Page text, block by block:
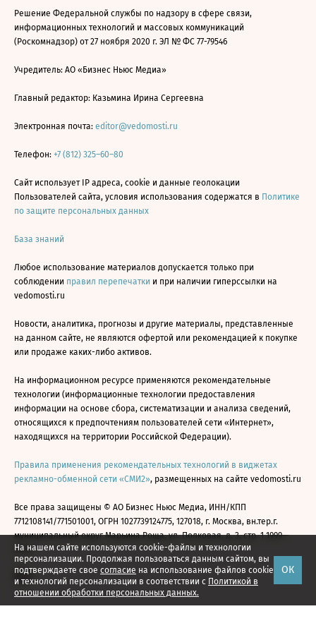
На нашем сайте используются cookie-файлы и технологии
персонализации. Продолжая пользоваться данным сайтом, вы
подтверждаете свое согласие на использование файлов cookie
и технологий персонализации в соответствии с Политикой в
отношении обработки персональных данных.
ОК
Решение Федеральной службы по надзору в сфере связи,
информационных технологий и массовых коммуникаций
(Роскомнадзор) от 27 ноября 2020 г. ЭЛ № ФС 77-79546
Учредитель: АО «Бизнес Ньюс Медиа»
Главный редактор: Казьмина Ирина Сергеевна
Электронная почта: editor@vedomosti.ru
Телефон: +7 (812) 325–60–80
Сайт использует IP адреса, cookie и данные геолокации
Пользователей сайта, условия использования содержатся в Политике
по защите персональных данных
База знаний
Любое использование материалов допускается только при
соблюдении правил перепечатки и при наличии гиперссылки на
vedomosti.ru
Новости, аналитика, прогнозы и другие материалы, представленные
на данном сайте, не являются офертой или рекомендацией к покупке
или продаже каких-либо активов.
На информационном ресурсе применяются рекомендательные
технологии (информационные технологии предоставления
информации на основе сбора, систематизации и анализа сведений,
относящихся к предпочтениям пользователей сети «Интернет»,
находящихся на территории Российской Федерации).
Правила применения рекомендательных технологий в виджетах
рекламно-обменной сети «СМИ2», размещенных на сайте vedomosti.ru
Все права защищены © АО Бизнес Ньюс Медиа, ИНН/КПП
7712108141/771501001, ОГРН 1027739124775, 127018, г. Москва, вн.тер.г.
муниципальный округ Марьина Роща, ул. Полковая, д. 3, стр. 1 1999—
2026